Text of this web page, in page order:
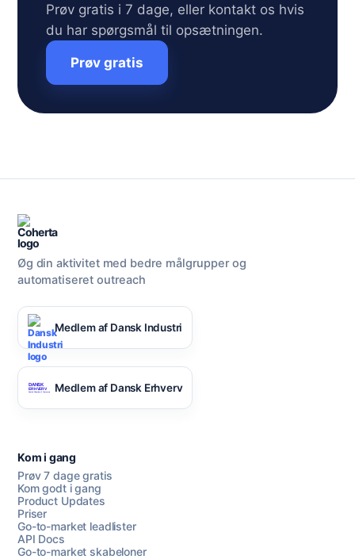
Prøv gratis i 7 dage, eller kontakt os hvis
du har spørgsmål til opsætningen.
Prøv gratis
Øg din aktivitet med bedre målgrupper og
automatiseret outreach
Medlem af Dansk Industri
Medlem af Dansk Erhverv
Kom i gang
Prøv 7 dage gratis
Kom godt i gang
Product Updates
Priser
Go-to-market leadlister
API Docs
Go-to-market skabeloner